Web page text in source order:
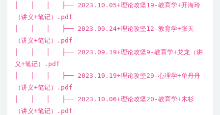
│ │ │ ├── 2023.10.05+理论攻坚19-教育学+开海玲
（讲义+笔记）.pdf
│ │ │ ├── 2023.09.24+理论攻坚12-教育学+张天
（讲义+笔记）.pdf
│ │ │ ├── 2023.09.19+理论攻坚9-教育学+龙龙（讲
义+笔记）.pdf
│ │ │ ├── 2023.10.19+理论攻坚29-心理学+单丹丹
（讲义+笔记）.pdf
│ │ │ ├── 2023.10.06+理论攻坚20-教育学+木杉
（讲义+笔记）.pdf